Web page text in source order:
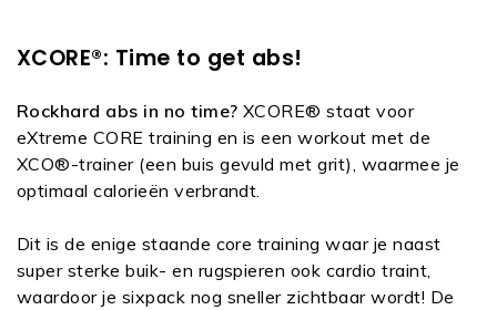
XCORE®: Time to get abs!
Rockhard abs in no time? XCORE® staat voor
eXtreme CORE training en is een workout met de
XCO®-trainer (een buis gevuld met grit), waarmee je
optimaal calorieën verbrandt.
Dit is de enige staande core training waar je naast
super sterke buik- en rugspieren ook cardio traint,
waardoor je sixpack nog sneller zichtbaar wordt! De